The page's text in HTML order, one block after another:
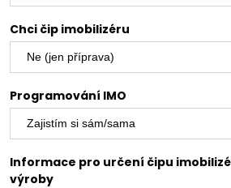
Chci čip imobilizéru
Programování IMO
Informace pro určení čipu
výroby